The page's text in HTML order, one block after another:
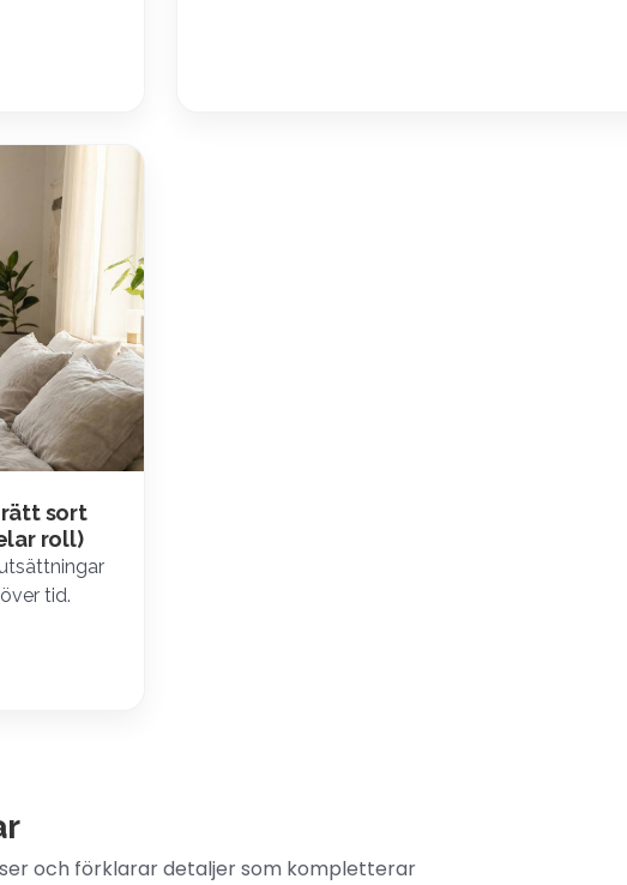
rätt sort
roll)
tid.
och förklarar detaljer som kompletterar